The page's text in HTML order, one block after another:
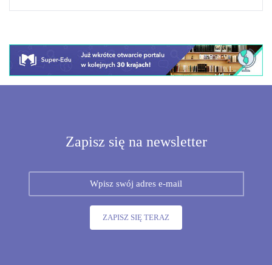
Zapisz się na newsletter
ZAPISZ SIĘ TERAZ